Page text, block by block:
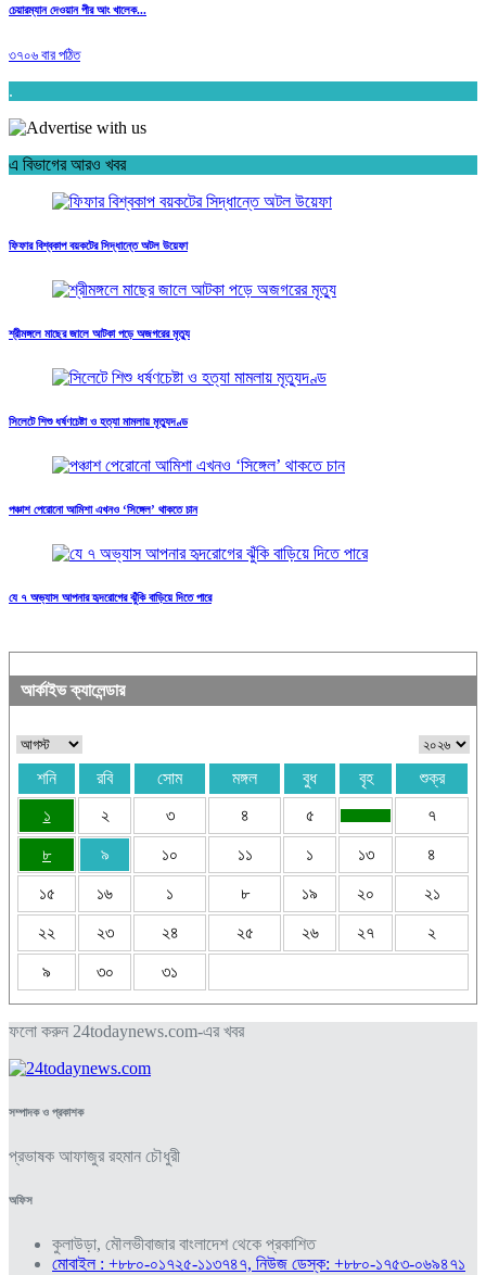
চেয়ারম্যান দেওয়ান পীর আং খালেক...
৩৭০৬ বার পঠিত
.
এ বিভাগের আরও খবর
ফিফার বিশ্বকাপ বয়কটের সিদ্ধান্তে অটল উয়েফা
শ্রীমঙ্গলে মাছের জালে আটকা পড়ে অজগরের মৃত্যু
সিলেটে শিশু ধর্ষণচেষ্টা ও হত্যা মামলায় মৃত্যুদণ্ড
পঞ্চাশ পেরোনো আমিশা এখনও ‘সিঙ্গেল’ থাকতে চান
যে ৭ অভ্যাস আপনার হৃদরোগের ঝুঁকি বাড়িয়ে দিতে পারে
আর্কাইভ ক্যালেন্ডার
শনি রবি সোম মঙ্গল বুধ বৃহ
শুক্র
১
২ ৩ ৪ ৫ ৭
৮ ৯ ১০ ১১ ১ ১৩ ৪
১৫ ১৬ ১ ৮ ১৯ ২০ ২১
২২ ২৩ ২৪ ২৫ ২৬ ২৭ ২
৯ ৩০ ৩১
ফলো করুন 24todaynews.com-এর খবর
সম্পাদক ও প্রকাশক
প্রভাষক আফাজুর রহমান চৌধুরী
অফিস
কুলাউড়া, মৌলভীবাজার বাংলাদেশ থেকে প্রকাশিত
মোবাইল : +৮৮০-০১৭২৫-১১৩৭৪৭, নিউজ ডেস্ক: +৮৮০-১৭৫৩-০৬৯৪৭১